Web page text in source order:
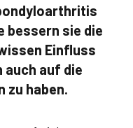
bessern sie die
Einfluss
auch auf die
zu haben.